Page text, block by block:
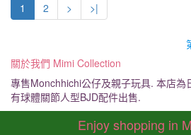
1 2 > >|
關於我們 Mimi Collection
專售Monchhichi公仔及親子玩具. 本店為
有球體關節人型BJD配件出售.
Enjoy shopping in